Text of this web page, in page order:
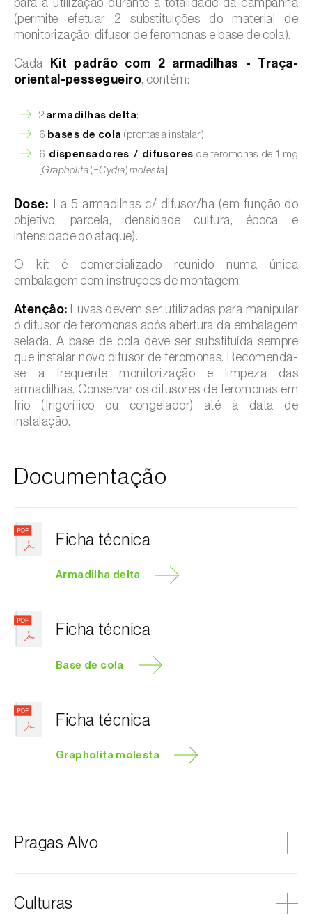
para a utilização durante a totalidade da campanha
(permite efetuar 2 substituições do material de
monitorização: difusor de feromonas e base de cola).
Cada
Kit padrão com 2 armadilhas - Traça-
oriental-pessegueiro, contém:
2 armadilhas delta;
6 bases de cola (prontas a instalar);
6 dispensadores / difusores de feromonas de 1 mg
[Grapholita(=Cydia)molesta
Dose: 1 a 5 armadilhas c/ difusor/ha (em função do
objetivo, parcela, densidade cultura, época e
intensidade do ataque).
O kit é comercializado reunido numa única
embalagem com instruções de montagem.
Atenção: Luvas devem ser utilizadas para manipular
o difusor de feromonas após abertura da embalagem
selada. A base de cola deve ser substituída sempre
que instalar novo difusor de feromonas. Recomenda-
se a frequente monitorização e limpeza das
armadilhas. Conservar os difusores de feromonas em
frio (frigorífico ou congelador) até à data de
instalação.
Documentação
Ficha técnica
Armadilha delta
Ficha técnica
Base de cola
Ficha técnica
Grapholita molesta
Pragas Alvo
Culturas